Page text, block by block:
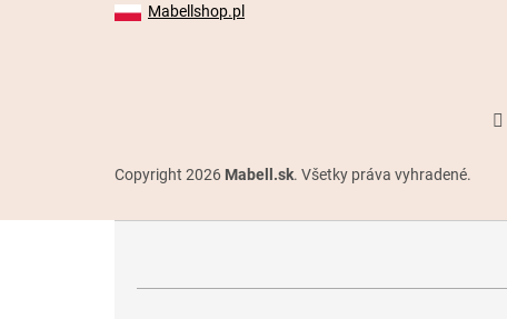
Mabellshop.pl
Copyright 2026 Mabell.sk. Všetky práva vyhradené.